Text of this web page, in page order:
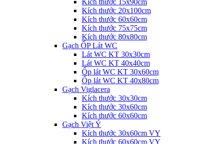
Kích thước 15x90cm
Kích thước 20x100cm
Kích thước 60x60cm
Kích thước 75x75cm
Kích thước 80x80cm
Gạch ỐP Lát WC
Lát WC KT 30x30cm
Lát WC KT 40x40cm
Ốp lát WC KT 30x60cm
Ốp lát WC KT 40x80cm
Gạch Viglacera
Kích thước 30x30cm
Kích thước 30x60cm
Kích thước 60x60cm
Gạch Việt Ý
Kích thước 30x60cm VY
Kích thước 60x60cm VY